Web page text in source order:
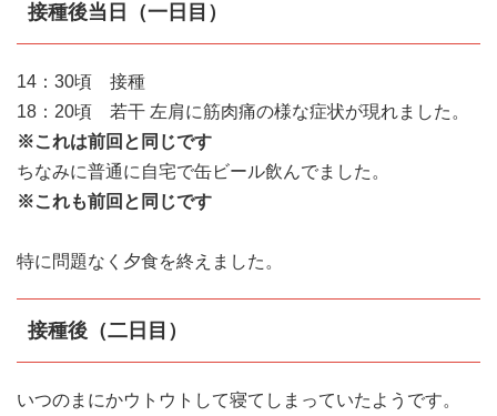
接種後当日（一日目）
14：30頃 接種
18：20頃 若干 左肩に筋肉痛の様な症状が現れました。
※これは前回と同じです
ちなみに普通に自宅で缶ビール飲んでました。
※これも前回と同じです
特に問題なく夕食を終えました。
接種後（二日目）
いつのまにかウトウトして寝てしまっていたようです。